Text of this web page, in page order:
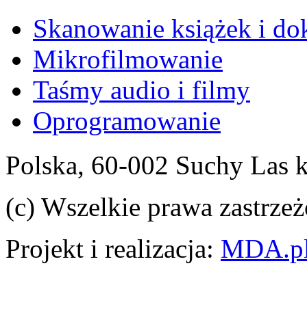
Skanowanie książek i
Mikrofilmowanie
Taśmy audio i filmy
Oprogramowanie
Polska, 60-002 Suchy Las
(c) Wszelkie prawa
Projekt i realizacja: